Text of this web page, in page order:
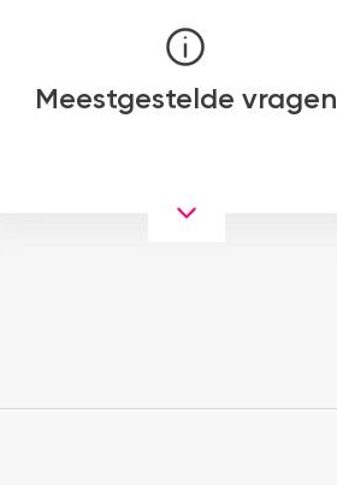
Meestgestelde vragen